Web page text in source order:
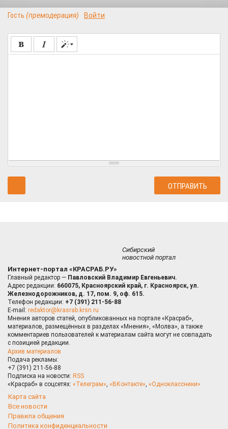
Гость (премодерация) Войти
Сибирский
новостной портал
Интернет-портал «КРАСРАБ.РУ»
Главный редактор — Павловский Владимир Евгеньевич.
Адрес редакции: 660075, Красноярский край, г. Красноярск, ул.
Железнодорожников, д. 17, пом. 9, оф. 615.
Телефон редакции: +7 (391) 211-56-88
E-mail: redaktor@krasrab.krsn.ru
Мнения авторов статей, опубликованных на портале «Красраб»,
материалов, размещённых в разделах «Мнения», «Молва», а также
комментариев пользователей к материалам сайта могут не совпадать
с позицией редакции.
Архив материалов
Подача рекламы:
+7 (391) 211-56-88
Подписка на новости: RSS
«Красраб» в соцсетях: «Телеграм» «ВКонтакте» «Одноклассники»
Карта сайта
Все новости
Правила общения
Политика конфиденциальности